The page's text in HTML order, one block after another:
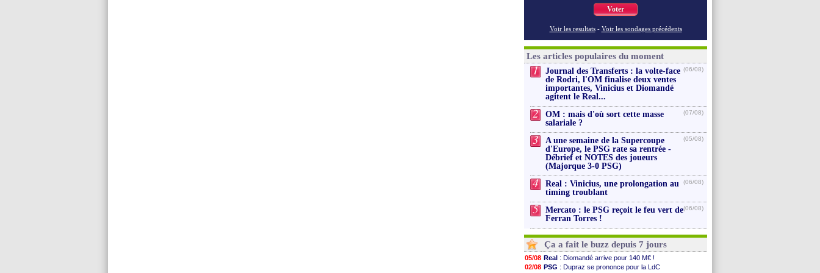
Voter
Voir les resultats - Voir les sondages précédents
Les articles populaires du moment
1
Journal des Transferts : la volte-face
de Rodri, l'OM finalise deux ventes
importantes, Vinicius et Diomandé
agitent le Real...
(06/08)
2
OM : mais d'où sort cette masse
salariale ?
(07/08)
3
A une semaine de la Supercoupe
d'Europe, le PSG rate sa rentrée -
Débrief et NOTES des joueurs
(Majorque 3-0 PSG)
(05/08)
4
Real : Vinicius, une prolongation au
timing troublant
(06/08)
5
Mercato : le PSG reçoit le feu vert de
Ferran Torres !
(06/08)
Ça a fait le buzz depuis 7 jours
05/08 Real : Diomandé arrive pour 140 M€ !
02/08 PSG : Dupraz se prononce pour la LdC